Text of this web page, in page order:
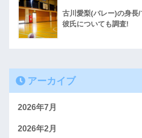
古川愛梨(バレー)の身長
彼氏についても調査!
アーカイブ
2026年7月
2026年2月